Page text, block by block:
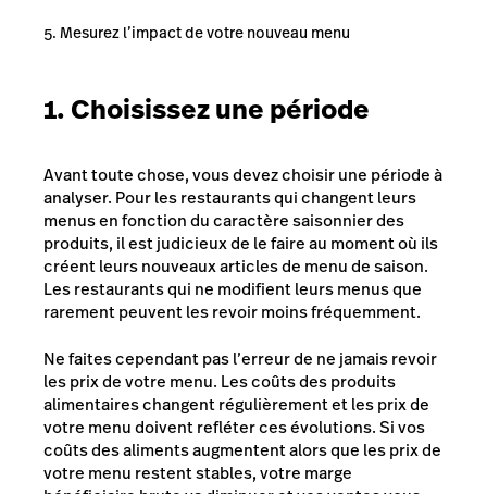
Mesurez l’impact de votre nouveau menu
1. Choisissez une période
Avant toute chose, vous devez choisir une période à
analyser. Pour les restaurants qui changent leurs
menus en fonction du caractère saisonnier des
produits, il est judicieux de le faire au moment où ils
créent leurs nouveaux articles de menu de saison.
Les restaurants qui ne modifient leurs menus que
rarement peuvent les revoir moins fréquemment.
Ne faites cependant pas l’erreur de ne jamais revoir
les prix de votre menu. Les coûts des produits
alimentaires changent régulièrement et les prix de
votre menu doivent refléter ces évolutions. Si vos
coûts des aliments augmentent alors que les prix de
votre menu restent stables, votre marge